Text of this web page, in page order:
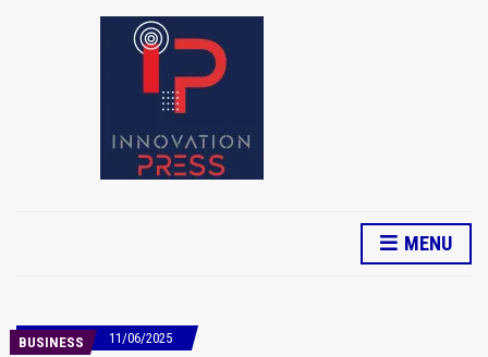
MENU
BUSINESS 11/06/2025